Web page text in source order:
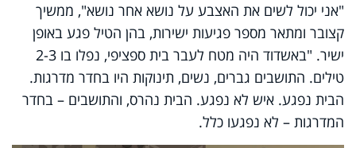
"אני יכול לשים את האצבע על נושא אחר נושא", ממשיך
קצובר ומתאר מספר פגיעות ישירות, בהן הטיל פגע באופן
ישיר. "באשדוד היה מטח לעבר בית ספציפי, נפלו בו 2-3
טילים. התושבים גברים, נשים, תינוקות היו בחדר מדרגות.
הבית נפגע. איש לא נפגע. הבית נהרס, והתושבים – בחדר
המדרגות – לא נפגעו כלל.